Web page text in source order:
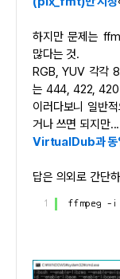
하지만 문제는 ffmpeg이 지원하는 픽셀 포맷이 무지무지하게
많다는 것.
RGB, YUV 각각 8비트, 10비트 다 지원하고 YUV로 저장할 때
는 444, 422, 420
이러다보니 일반적으로 raw 포맷으로 저장하려고 할 때는 아무
거나 쓰면 되지만...
VirtualDub과 동
답은 의외로 간단
1 ffmpeg -i